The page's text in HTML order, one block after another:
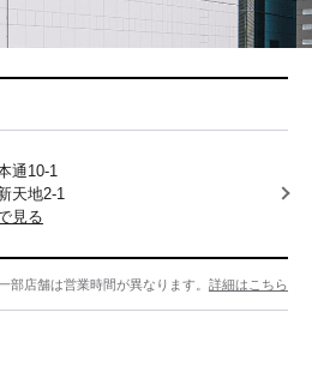
通10-1
天地2-1
見る
部店舗は営業時間が異なります。 詳細はこちら